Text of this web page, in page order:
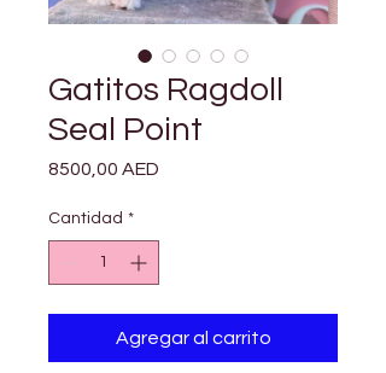
Gatitos Ragdoll
Seal Point
8500,00 AED
Cantidad *
Agregar al carrito